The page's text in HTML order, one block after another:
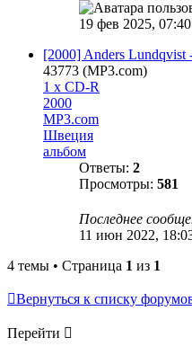
19 фев 2025, 07:40
[2000] Anders Lundqvist
43773 (MP3.com)
1 x CD-R
2000
MP3.com
Швеция
альбом
Ответы: 2
Просмотры: 581
Последнее
11 июн 2022,
4 темы • Страница 1 из 1
Вернуться к списку
Перейти